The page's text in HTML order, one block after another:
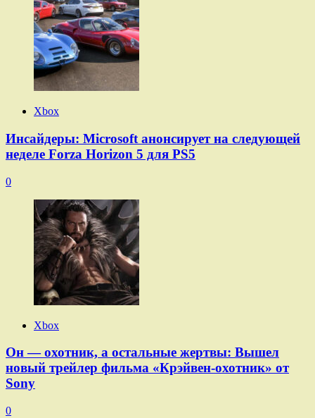
Xbox
Инсайдеры: Microsoft анонсирует на следующей
неделе Forza Horizon 5 для PS5
0
Xbox
Он — охотник, а остальные жертвы: Вышел
новый трейлер фильма «Крэйвен-охотник» от
Sony
0